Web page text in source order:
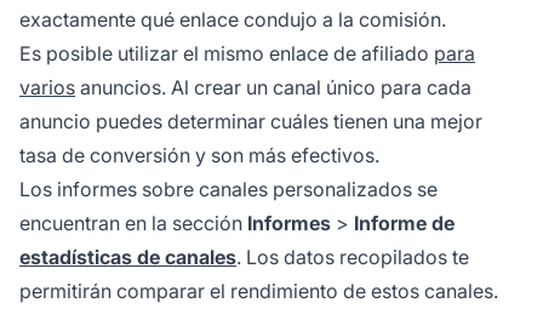
exactamente qué enlace condujo a la comisión.
Es posible utilizar el mismo enlace de afiliado para
varios anuncios. Al crear un canal único para cada
anuncio puedes determinar cuáles tienen una mejor
tasa de conversión y son más efectivos.
Los informes sobre canales personalizados se
encuentran en la sección Informes > Informe de
estadísticas de canales. Los datos recopilados te
permitirán comparar el rendimiento de estos canales.